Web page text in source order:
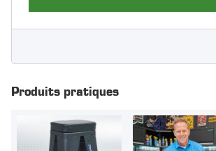
Produits pratiques